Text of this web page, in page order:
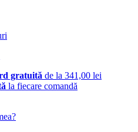
gratuită de la 341,00 lei
la fiecare comandă